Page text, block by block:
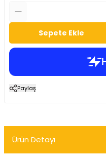
Sepete Ekle
Paylaş
Ürün Detayı